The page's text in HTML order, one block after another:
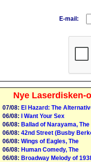
E-mail:
Nye Laserdisken-
07/08: El Hazard: The
06/08: I Want Your Sex
06/08: Ballad of Narayama,
06/08: 42nd Street (Busby
06/08: Wings of Eagles, The
06/08: Human Comedy, The
06/08: Broadway Melody of